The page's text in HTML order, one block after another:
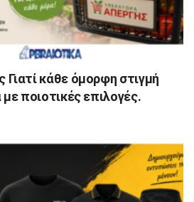
κάθε όμορφη στιγμή
ποιοτικές επιλογές.